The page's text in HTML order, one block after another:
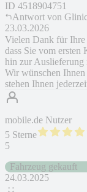
ID 4518904751
Antwort von
23.03.2026
Vielen Dank für Ihre
dass Sie vom
hin zur Auslieferung
Wir wünschen
stehen Ihnen
mobile.de Nutzer
5 Sterne
5
Fahrzeug gekauft
24.03.2025